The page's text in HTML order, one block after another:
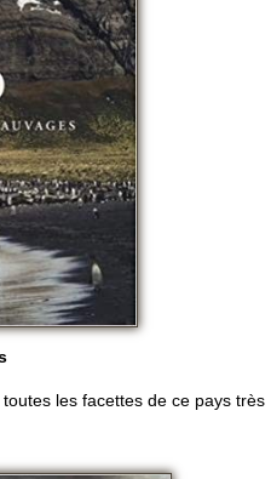
les facettes de ce pays très